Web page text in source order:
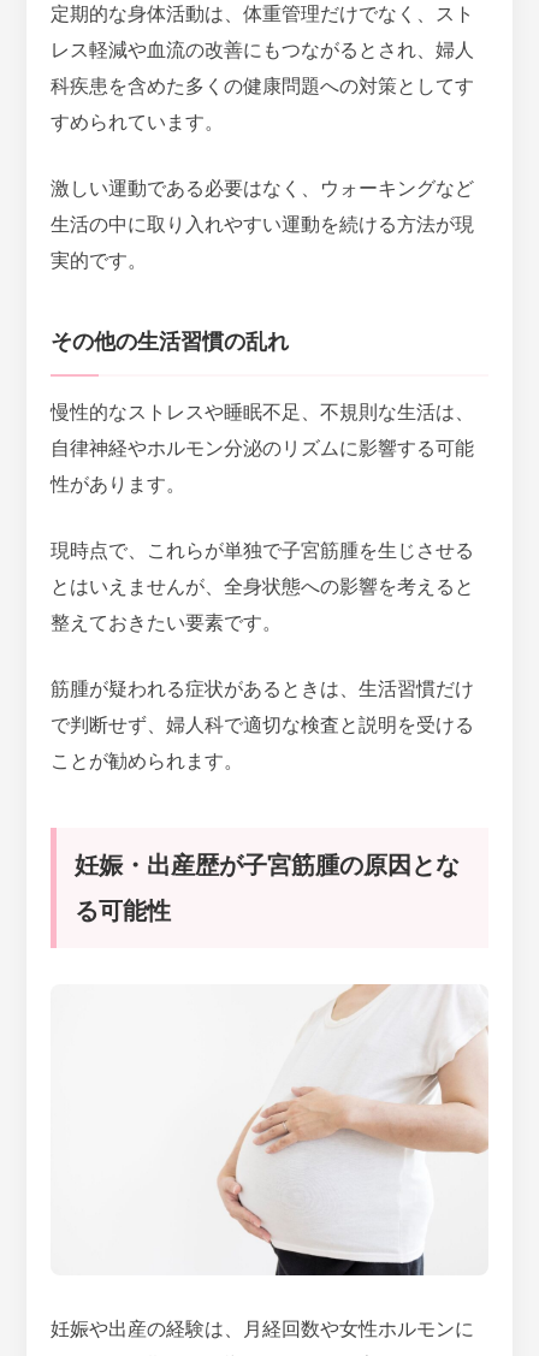
定期的な身体活動は、体重管理だけでなく、スト
レス軽減や血流の改善にもつながる とされ、婦人
科疾患を含めた多くの健康問題への対策としてす
すめられています。
激しい運動である必要はなく、ウォーキングなど
生活の中に取り入れやすい運動を続ける方法が現
実的です。
その他の生活習慣の乱れ
慢性的なストレスや睡眠不足、不規則な生活は、
自律神経やホルモン分泌のリズムに影響する可能
性があります。
現時点で、これらが単独で子宮筋腫を生じさせる
とはいえませんが、全身状態への影響を考えると
整えておきたい要素です。
筋腫が疑われる症状があるときは、生活習慣だけ
で判断せず、婦人科で適切な検査と説明を受ける
ことが勧められます。
妊娠・出産歴が子宮筋腫の原因とな
る可能性
妊娠や出産の経験は、月経回数や女性ホルモンに